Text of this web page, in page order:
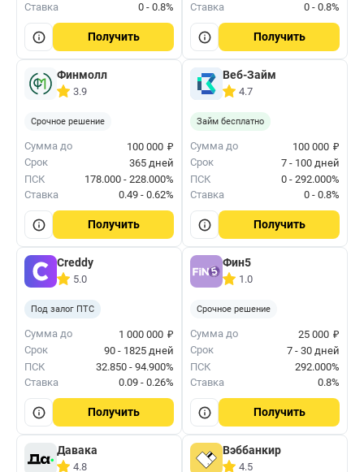
Ставка
0 - 0.8%
Получить
Ставка
0 - 0.8%
Получить
Финмолл
3.9
Срочное решение
Сумма до 100 000 ₽
Срок
365 дней
ПСК
178.000 - 228.000%
Ставка
0.49 - 0.62%
Получить
Веб-Займ
4.7
Займ бесплатно
Сумма до 100 000 ₽
Срок
7 - 100 дней
ПСК
0 - 292.000%
Ставка
0 - 0.8%
Получить
Creddy
5.0
Под залог ПТС
Сумма до 1 000 000 ₽
Срок
90 - 1825 дней
ПСК
32.850 - 94.900%
Ставка
0.09 - 0.26%
Получить
Фин5
1.0
Срочное решение
Сумма до 25 000 ₽
Срок
7 - 30 дней
ПСК
292.000%
Ставка
0.8%
Получить
Давака
4.8
Вэббанкир
4.5